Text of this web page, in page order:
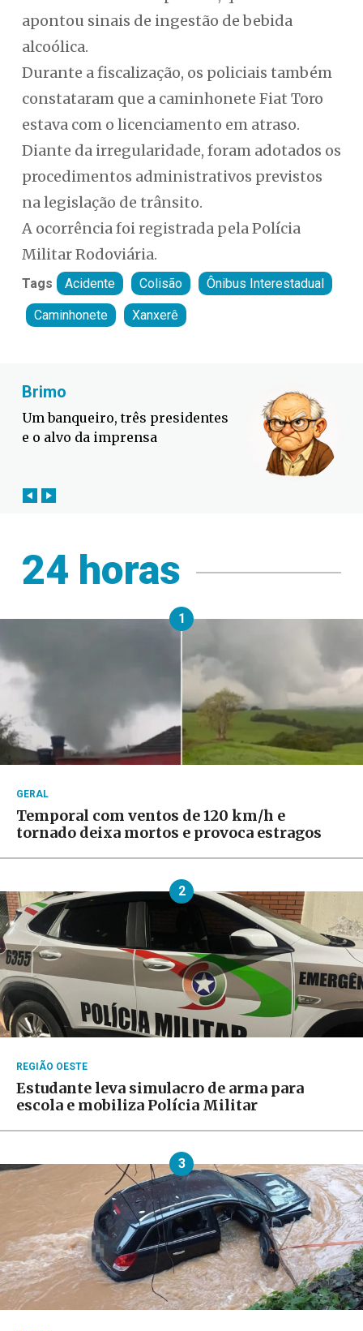
apontou sinais de ingestão de bebida
alcoólica.
Durante a fiscalização, os policiais também
constataram que a caminhonete Fiat Toro
estava com o licenciamento em atraso.
Diante da irregularidade, foram adotados os
procedimentos administrativos previstos
na legislação de trânsito.
A ocorrência foi registrada pela Polícia
Militar Rodoviária.
Tags Acidente Colisão Ônibus Interestadual
Caminhonete Xanxerê
Fabiano Bordignon
Defesa Civil lança campanha
contra o El Niño em SC
24 horas
1
GERAL
Temporal com ventos de 120 km/h e
tornado deixa mortos e provoca estragos
2
REGIÃO OESTE
Estudante leva simulacro de arma para
escola e mobiliza Polícia Militar
3